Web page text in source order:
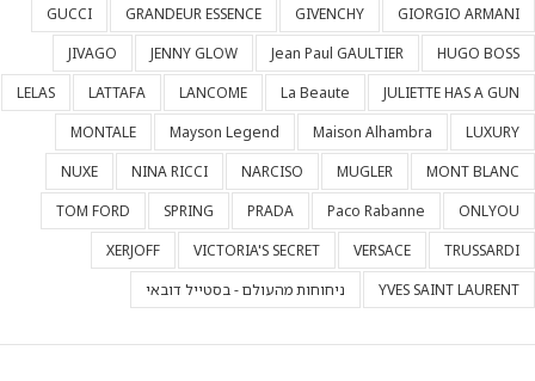
GIORGIO ARMANI
GIVENCHY
GRANDEUR ESSENCE
GUCCI
HUGO BOSS
Jean Paul GAULTIER
JENNY GLOW
JIVAGO
JULIETTE HAS A GUN
La Beaute
LANCOME
LATTAFA
LELAS
LUXURY
Maison Alhambra
Mayson Legend
MONTALE
MONT BLANC
MUGLER
NARCISO
NINA RICCI
NUXE
ONLYOU
Paco Rabanne
PRADA
SPRING
TOM FORD
TRUSSARDI
VERSACE
VICTORIA'S SECRET
XERJOFF
YVES SAINT LAURENT
ניחוחות מהעולם - בסטייל דובאי